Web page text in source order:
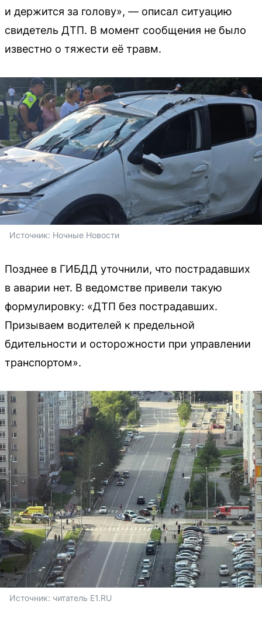
и держится за голову», — описал ситуацию
свидетель ДТП. В момент сообщения не было
известно о тяжести её травм.
Источник: Ночные Новости
Позднее в ГИБДД уточнили, что пострадавших
в аварии нет. В ведомстве привели такую
формулировку: «ДТП без пострадавших.
Призываем водителей к предельной
бдительности и осторожности при управлении
транспортом».
Источник: читатель E1.RU